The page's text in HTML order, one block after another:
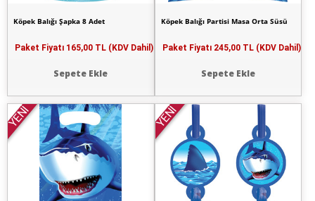
Köpek Balığı Şapka 8 Adet
Paket Fiyatı 165,00 TL (KDV Dahil)
Sepete Ekle
Köpek Balığı Partisi Masa Orta Süsü
Paket Fiyatı 245,00 TL (KDV Dahil)
Sepete Ekle
YENİ YENİ